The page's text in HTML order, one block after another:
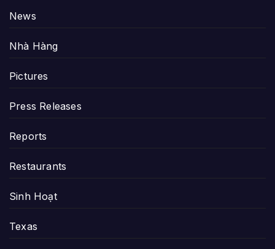
News
Nhà Hàng
Pictures
Press Releases
Reports
Restaurants
Sinh Hoạt
Texas